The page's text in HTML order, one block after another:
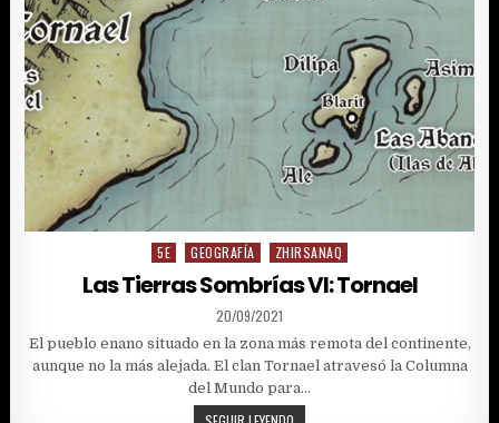
Posted
5E GEOGRAFÍA ZHIRSANAQ
Las Tierras Sombrías VI: Tornael
PUBLISHED
DATE:
20/09/2021
El pueblo enano situado en la zona más remota del continente,
aunque no la más alejada. El clan Tornael atravesó la Columna
del Mundo para…